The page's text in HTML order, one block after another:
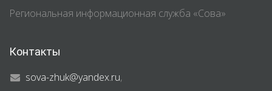
Региональная информационная служба «Сова»
Контакты
sova-zhuk@yandex.ru,